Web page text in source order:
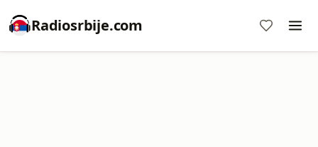
Radiosrbije.com